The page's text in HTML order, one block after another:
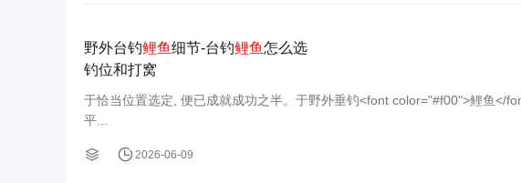
野外台钓鲤鱼细节-台钓鲤鱼怎么选
钓位和打窝
于恰当位置选定, 便已成就成功之半。于野外垂钓<font color="#f00">鲤鱼</
平...
2026-06-09